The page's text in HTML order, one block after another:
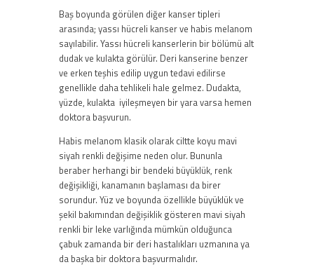
Baş boyunda görülen diğer kanser tipleri
arasında; yassı hücreli kanser ve habis melanom
sayılabilir. Yassı hücreli kanserlerin bir bölümü alt
dudak ve kulakta görülür. Deri kanserine benzer
ve erken teşhis edilip uygun tedavi edilirse
genellikle daha tehlikeli hale gelmez. Dudakta,
yüzde, kulakta iyileşmeyen bir yara varsa hemen
doktora başvurun.
Habis melanom klasik olarak ciltte koyu mavi
siyah renkli değişime neden olur. Bununla
beraber herhangi bir bendeki büyüklük, renk
değişikliği, kanamanın başlaması da birer
sorundur. Yüz ve boyunda özellikle büyüklük ve
şekil bakımından değişiklik gösteren mavi siyah
renkli bir leke varlığında mümkün olduğunca
çabuk zamanda bir deri hastalıkları uzmanına ya
da başka bir doktora başvurmalıdır.